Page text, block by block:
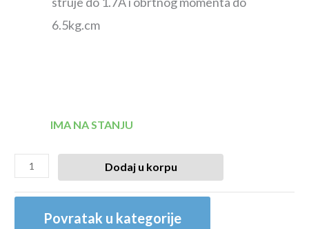
6.5kg.cm
IMA NA STANJU
Dodaj u korpu
Povratak u kategorije